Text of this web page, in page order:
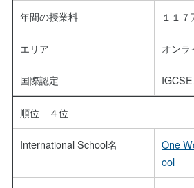
年間の授業料 １１７
エリア オンラ
国際認定
順位 ４位
International School名
One
ool